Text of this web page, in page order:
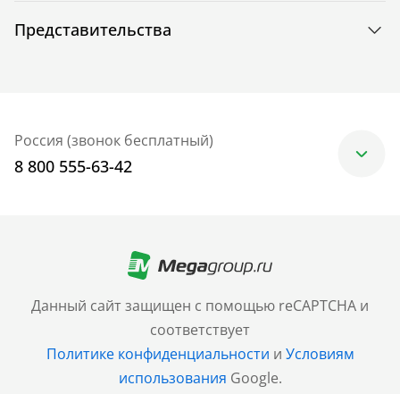
Данный сайт защищен с помощью reCAPTCHA и
соответствует
Политике конфиденциальности и Условиям
использования Google.
Представительства
Россия (звонок бесплатный)
8 800 555-63-42
+7 (499) 705-30-10
Санкт-Петербург
+7 (812) 600-77-33
Барнаул